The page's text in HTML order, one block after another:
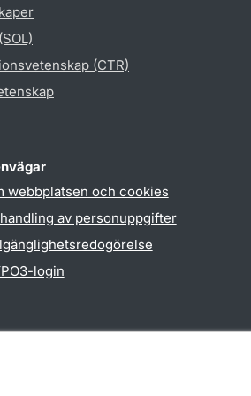
(CTR)
webbplatsen och cookies
av personuppgifter
login